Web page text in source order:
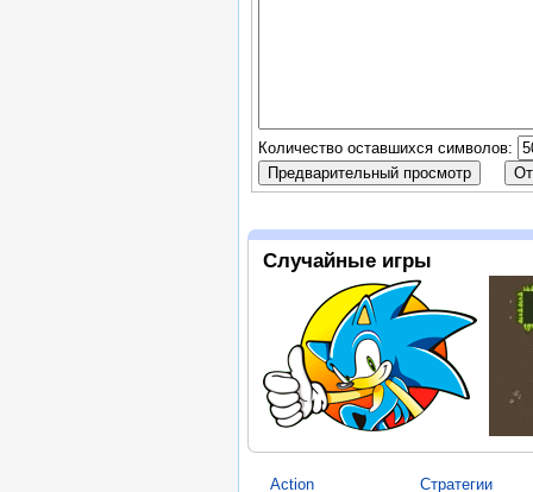
Количество оставшихся символов:
Случайные игры
Action
Стратегии